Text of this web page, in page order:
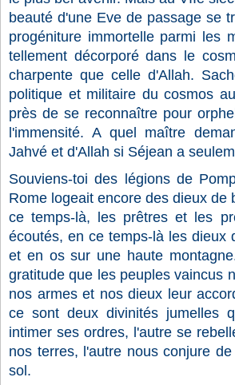
beauté d'une Eve de passage se
progéniture immortelle parmi les
tellement décorporé dans le
charpente que celle d'Allah.
politique et militaire du cosmos
près de se reconnaître pour
l'immensité. A quel maître
Jahvé et d'Allah si Séjean a
Souviens-toi des légions de
Rome logeait encore des dieux
ce temps-là, les prêtres et les
écoutés, en ce temps-là les dieux
et en os sur une haute
gratitude que les peuples vaincus
nos armes et nos dieux leur
ce sont deux divinités jumelles
intimer ses ordres, l'autre se
nos terres, l'autre nous conjure
sol.